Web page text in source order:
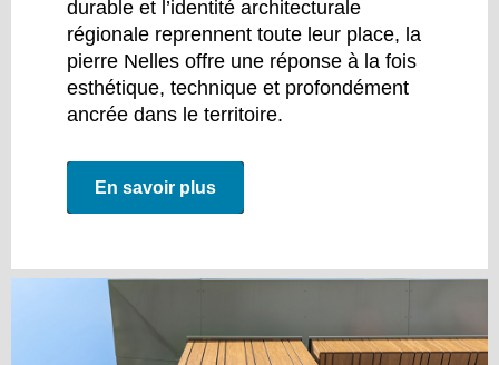
durable et l’identité architecturale
régionale reprennent toute leur place, la
pierre Nelles offre une réponse à la fois
esthétique, technique et profondément
ancrée dans le territoire.
En savoir plus